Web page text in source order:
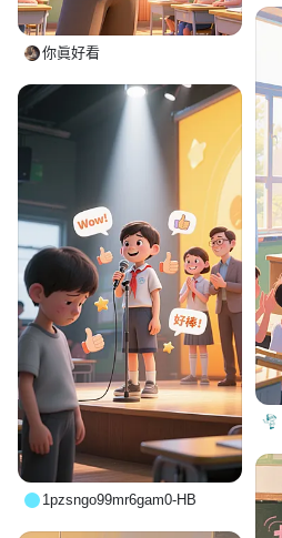
你眞好看
1pzsngo99mr6gam0-HB